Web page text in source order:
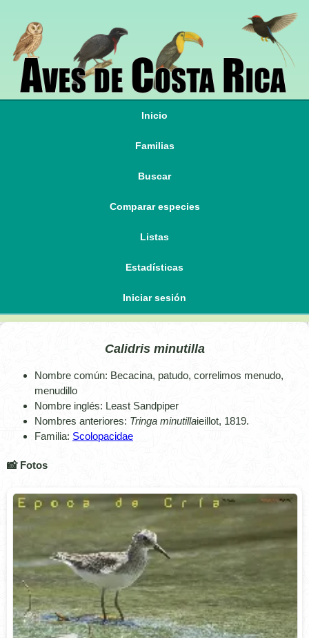
Inicio
Familias
Buscar
Comparar especies
Listas
Estadísticas
Iniciar sesión
Calidris minutilla
Nombre común: Becacina, patudo, correlimos menudo,
menudillo
Nombre inglés: Least Sandpiper
Nombres anteriores: Tringa minutillaieillot, 1819.
Familia: Scolopacidae
📸 Fotos